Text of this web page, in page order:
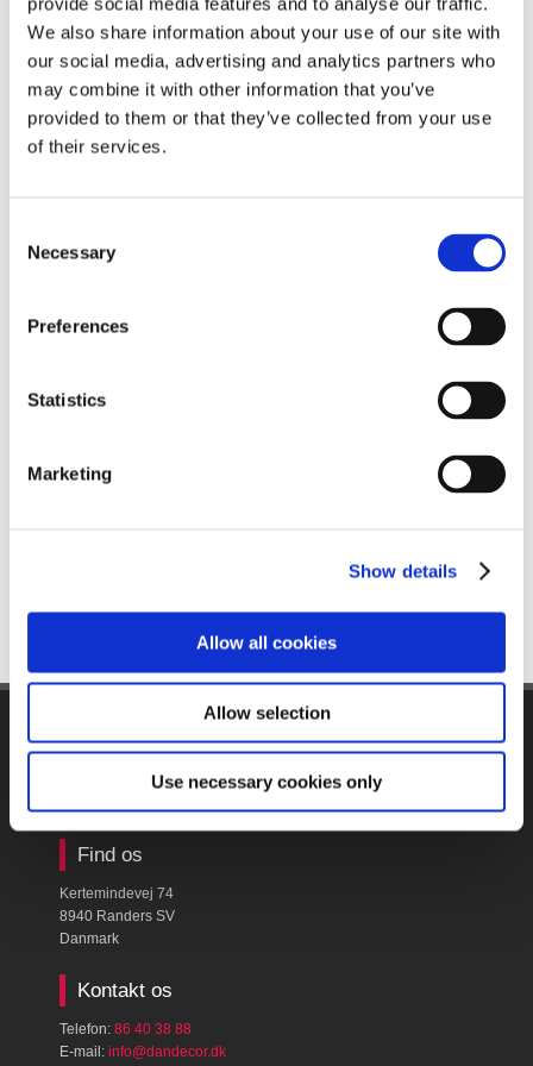
We also share information about your use of our site with
our social media, advertising and analytics partners who
may combine it with other information that you’ve
provided to them or that they’ve collected from your use
of their services.
Selection
Necessary
Preferences
Statistics
Marketing
Show details
Allow all cookies
Allow selection
Use necessary cookies only
​Montagen foregår ved at presse de 2 plastdele sammen om
vinduesrammen og beslaget kan anvendes til alle typer af
indadgående dreje/kipvinduer.
Flere beslag
Firmanavn & CVR​
Dan Decor A/S
Find os
Kertemindevej 74
8940 Randers SV
Danmark
Kontakt os
Telefon: 86 40 38 88
E-mail: ​info@dandecor.dk